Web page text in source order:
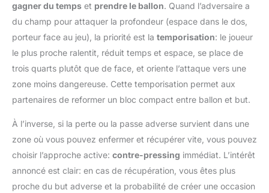
gagner du temps et prendre le ballon. Quand l’adversaire a
du champ pour attaquer la profondeur (espace dans le dos,
porteur face au jeu), la priorité est la temporisation: le joueur
le plus proche ralentit, réduit temps et espace, se place de
trois quarts plutôt que de face, et oriente l’attaque vers une
zone moins dangereuse. Cette temporisation permet aux
partenaires de reformer un bloc compact entre ballon et but.
À l’inverse, si la perte ou la passe adverse survient dans une
zone où vous pouvez enfermer et récupérer vite, vous pouvez
choisir l’approche active: contre-pressing immédiat. L’intérêt
annoncé est clair: en cas de récupération, vous êtes plus
proche du but adverse et la probabilité de créer une occasion